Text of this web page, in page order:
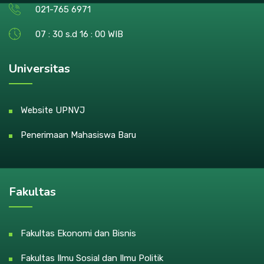
021-765 6971
07 : 30 s.d 16 : 00 WIB
Universitas
Website UPNVJ
Penerimaan Mahasiswa Baru
Fakultas
Fakultas Ekonomi dan Bisnis
Fakultas Ilmu Sosial dan Ilmu Politik